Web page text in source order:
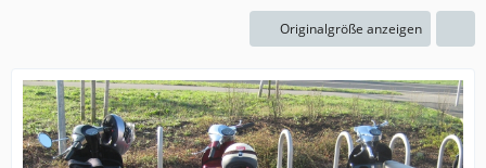
Originalgröße anzeigen